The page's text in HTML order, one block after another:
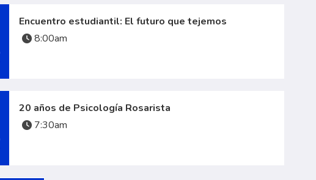
Encuentro estudiantil: El futuro que tejemos
8:00am
20 años de Psicología Rosarista
7:30am